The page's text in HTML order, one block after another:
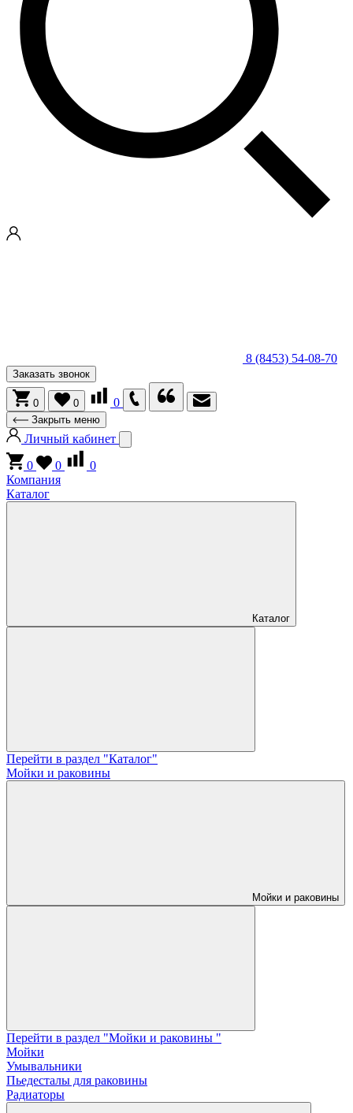
8 (8453) 54-08-70
Заказать звонок
0 0 0
Закрыть меню
Личный кабинет
0
0
0
Компания
Каталог
Каталог
Перейти в раздел "Каталог"
Мойки и раковины
Мойки и раковины
Перейти в раздел "Мойки и раковины "
Мойки
Умывальники
Пьедесталы для раковины
Радиаторы